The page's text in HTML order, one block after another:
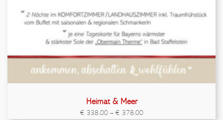
Heimat & Meer
€ 338,00– € 378,00